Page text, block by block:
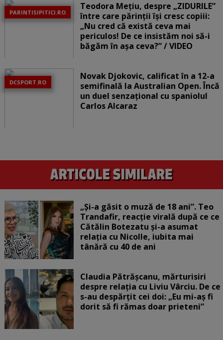
PARINTISIPITICI.RO
Teodora Mețiu, despre „ZIDURILE”
între care părinții își cresc copiii:
„Nu cred că există ceva mai
periculos! De ce insistăm noi să-i
băgăm în așa ceva?” / VIDEO
DCSPORT.RO
Novak Djokovic, calificat în a 12-a
semifinală la Australian Open. Încă
un duel senzațional cu spaniolul
Carlos Alcaraz
„Și-a găsit o muză de 18 ani”. Teo
Trandafir, reacție virală după ce ce
Cătălin Botezatu și-a asumat
relația cu Nicolle, iubita mai
tânără cu 40 de ani
Claudia Pătrășcanu, mărturisiri
despre relația cu Liviu Vârciu. De ce
s-au despărțit cei doi: „Eu mi-aș fi
dorit să fi rămas doar prieteni”